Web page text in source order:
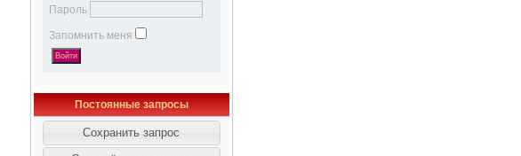
Пароль
Запомнить меня
Постоянные запросы